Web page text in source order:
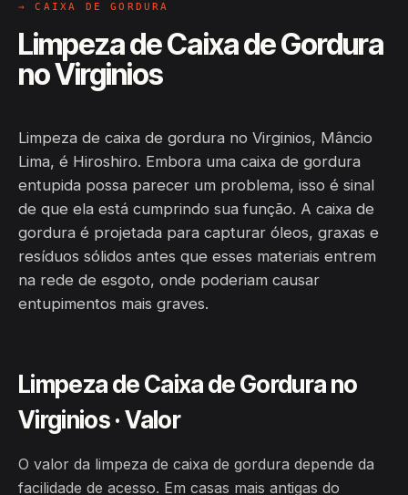
→ CAIXA DE GORDURA
Limpeza de Caixa de Gordura
no Virginios
Limpeza de caixa de gordura no Virginios, Mâncio
Lima, é Hiroshiro. Embora uma caixa de gordura
entupida possa parecer um problema, isso é sinal
de que ela está cumprindo sua função. A caixa de
gordura é projetada para capturar óleos, graxas e
resíduos sólidos antes que esses materiais entrem
na rede de esgoto, onde poderiam causar
entupimentos mais graves.
Limpeza de Caixa de Gordura no
Virginios · Valor
O valor da limpeza de caixa de gordura depende da
facilidade de acesso. Em casas mais antigas do